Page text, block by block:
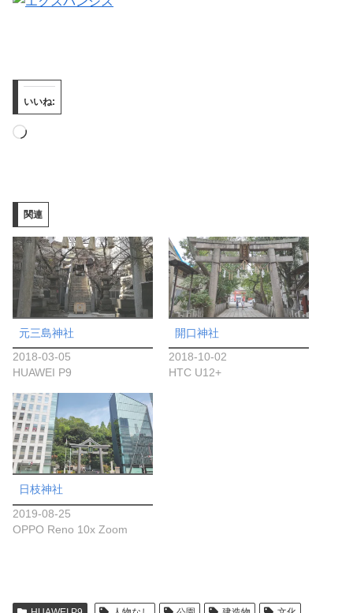
いいね:
読
み
中…
関連
元三島神社
2018-03-05
HUAWEI P9
開口神社
2018-10-02
HTC U12+
日枝神社
2019-08-25
OPPO Reno 10x Zoom